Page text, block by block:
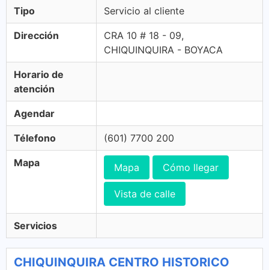
Tipo Servicio al cliente
Dirección
CRA 10 # 18 - 09,
CHIQUINQUIRA - BOYACA
Horario de
atención
Agendar
Télefono (601) 7700 200
Mapa Mapa Cómo llegar
Vista de calle
Servicios
CHIQUINQUIRA CENTRO HISTORICO